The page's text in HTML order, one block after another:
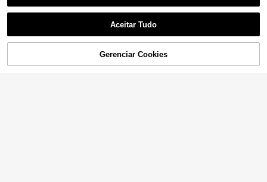
ADICIONAR AO CARRINHO
Aceitar Tudo
Gerenciar Cookies